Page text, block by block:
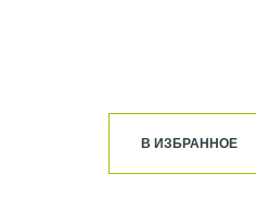
В ИЗБРАННОЕ